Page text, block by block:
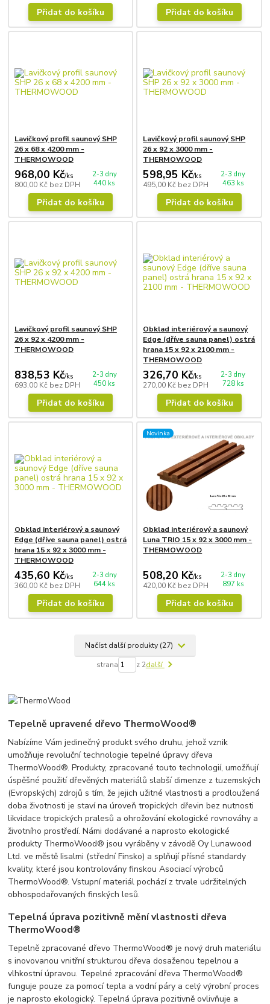
Přidat do košíku Přidat do košíku
Lavičkový profil saunový SHP
26 x 68 x 4200 mm -
THERMOWOOD
968,00 Kč/ks
800,00 Kč bez DPH
2-3 dny
440 ks
Přidat do košíku
Lavičkový profil saunový SHP
26 x 92 x 3000 mm -
THERMOWOOD
598,95 Kč/ks
495,00 Kč bez DPH
2-3 dny
463 ks
Přidat do košíku
Lavičkový profil saunový SHP
26 x 92 x 4200 mm -
THERMOWOOD
838,53 Kč/ks
693,00 Kč bez DPH
2-3 dny
450 ks
Přidat do košíku
Obklad interiérový a saunový
Edge (dříve sauna panel) ostrá
hrana 15 x 92 x 2100 mm -
THERMOWOOD
326,70 Kč/ks
270,00 Kč bez DPH
2-3 dny
728 ks
Přidat do košíku
Obklad interiérový a saunový
Edge (dříve sauna panel) ostrá
hrana 15 x 92 x 3000 mm -
THERMOWOOD
435,60 Kč/ks
360,00 Kč bez DPH
2-3 dny
644 ks
Přidat do košíku
Novinka
Obklad interiérový a saunový
Luna TRIO 15 x 92 x 3000 mm -
THERMOWOOD
508,20 Kč/ks
420,00 Kč bez DPH
2-3 dny
897 ks
Přidat do košíku
Načíst další produkty (27)
strana z 2další
Tepelně upravené dřevo ThermoWood®
Nabízíme Vám jedinečný produkt svého druhu, jehož vznik
umožňuje revoluční technologie tepelné úpravy dřeva
ThermoWood®. Produkty, zpracované touto technologií, umožňují
úspěšné použití dřevěných materiálů slabší dimenze z tuzemských
(Evropských) zdrojů s tím, že jejich užitné vlastnosti a prodloužená
doba životnosti je staví na úroveň tropických dřevin bez nutnosti
likvidace tropických pralesů a ohrožování ekologické rovnováhy a
životního prostředí. Námi dodávané a naprosto ekologické
produkty ThermoWood® jsou vyráběny v závodě Oy Lunawood
Ltd. ve městě Iisalmi (střední Finsko) a splňují přísné standardy
kvality, které jsou kontrolovány finskou Asociací výrobců
ThermoWood®. Vstupní materiál pochází z trvale udržitelných
obhospodařovaných finských lesů.
Tepelná úprava pozitivně mění vlastnosti dřeva
ThermoWood®
Tepelně zpracované dřevo ThermoWood® je nový druh materiálu
s inovovanou vnitřní strukturou dřeva dosaženou tepelnou a
vlhkostní úpravou. Tepelné zpracování dřeva ThermoWood®
funguje pouze za pomocí tepla a vodní páry a celý výrobní proces
je naprosto ekologický. Tepelná úprava pozitivně ovlivňuje a